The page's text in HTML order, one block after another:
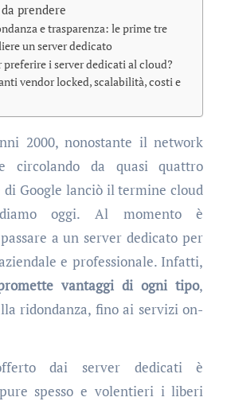
prendere
e trasparenza: le prime tre
un server dedicato
i server dedicati al cloud?
vendor locked, scalabilità, costi e
circolando da quasi quattro
di Google lanciò il termine cloud
oggi. Al momento è
a un server dedicato per
e professionale. Infatti,
vantaggi di ogni tipo,
ridondanza, fino ai servizi on-
dai server dedicati è
spesso e volentieri i liberi